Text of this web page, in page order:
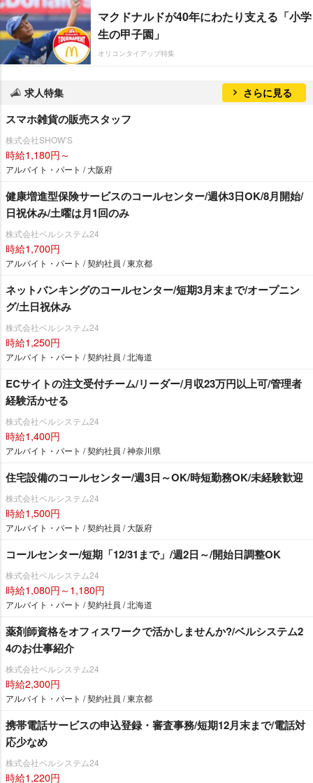
マクドナルドが40年にわたり支える「小学
生の甲子園」
オリコンタイアップ特集
求人特集 さらに見る
スマホ雑貨の販売スタッフ
株式会社SHOW’S
時給1,180円～
アルバイト・パート / 大阪府
健康増進型保険サービスのコールセンター/週休3日OK/8月開始/
日祝休み/土曜は月1回のみ
株式会社ベルシステム24
時給1,700円
アルバイト・パート / 契約社員 / 東京都
ネットバンキングのコールセンター/短期3月末まで/オープニン
グ/土日祝休み
株式会社ベルシステム24
時給1,250円
アルバイト・パート / 契約社員 / 北海道
ECサイトの注文受付チーム/リーダー/月収23万円以上可/管理者
経験活かせる
株式会社ベルシステム24
時給1,400円
アルバイト・パート / 契約社員 / 神奈川県
住宅設備のコールセンター/週3日～OK/時短勤務OK/未経験歓迎
株式会社ベルシステム24
時給1,500円
アルバイト・パート / 契約社員 / 大阪府
コールセンター/短期「12/31まで」/週2日～/開始日調整OK
株式会社ベルシステム24
時給1,080円～1,180円
アルバイト・パート / 契約社員 / 北海道
薬剤師資格をオフィスワークで活かしませんか?/ベルシステム2
4のお仕事紹介
株式会社ベルシステム24
時給2,300円
アルバイト・パート / 契約社員 / 東京都
携帯電話サービスの申込登録・審査事務/短期12月末まで/電話対
応少なめ
株式会社ベルシステム24
時給1,220円